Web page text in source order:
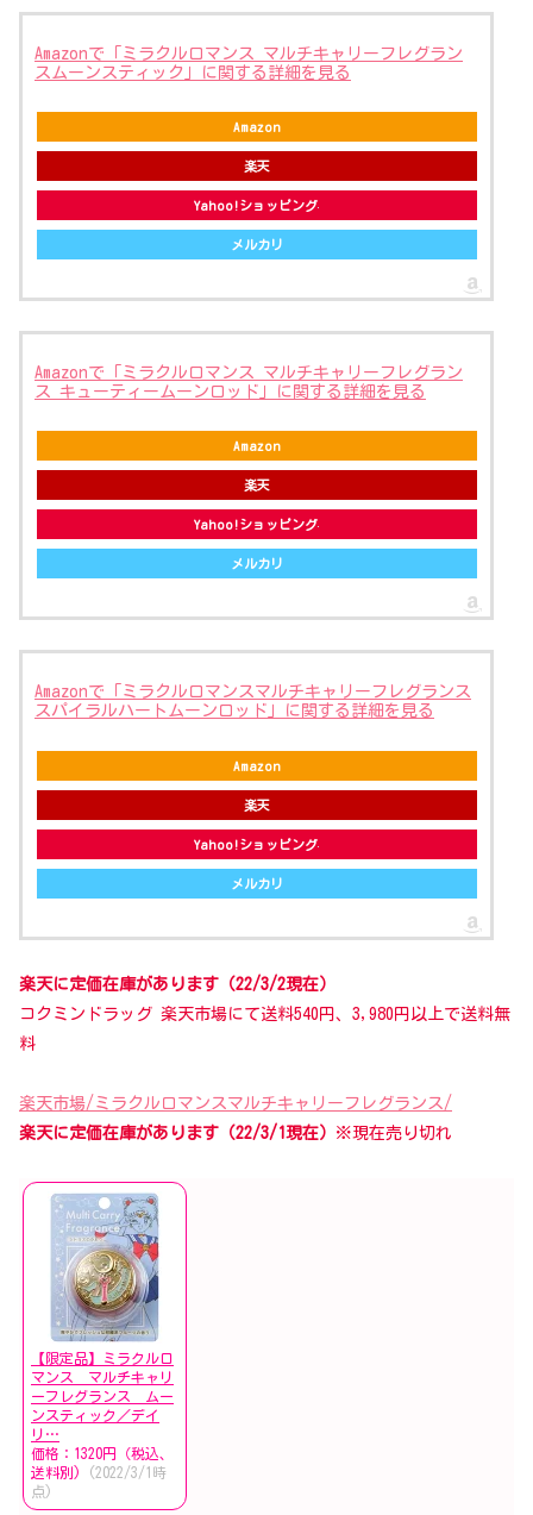
Amazonで「ミラクルロマンス マルチキャリーフレグラン
スムーンスティック」に関する詳細を見る
Amazon
楽天
Yahoo!ショッピング
メルカリ
Amazonで「ミラクルロマンス マルチキャリーフレグラン
ス キューティームーンロッド」に関する詳細を見る
Amazon
楽天
Yahoo!ショッピング
メルカリ
Amazonで「ミラクルロマンスマルチキャリーフレグランス
スパイラルハートムーンロッド」に関する詳細を見る
Amazon
楽天
Yahoo!ショッピング
メルカリ
楽天に定価在庫があります（22/3/2現在）
コクミンドラッグ 楽天市場にて送料540円、3,980円以上で送料無
料
楽天市場/ミラクルロマンスマルチキャリーフレグランス/
楽天に定価在庫があります（22/3/1現在） ※現在売り切れ
【限定品】ミラクルロ
マンス マルチキャリ
ーフレグランス ムー
ンスティック／デイ
リ…
価格：1320円（税込、
送料別)
(2022/3/1時
点)